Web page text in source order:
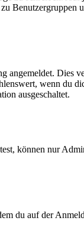
Benutzergruppen
angemeldet. Dies
wenn du
ausgeschaltet.
können nur
du auf der